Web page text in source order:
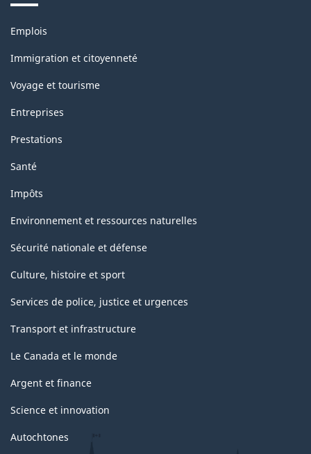
Thèmes
sujets
Emplois
Immigration et citoyenneté
Voyage et tourisme
Entreprises
Prestations
Santé
Impôts
Environnement et ressources naturelles
Sécurité nationale et défense
Culture, histoire et sport
Services de police, justice et urgences
Transport et infrastructure
Le Canada et le monde
Argent et finance
Science et innovation
Autochtones